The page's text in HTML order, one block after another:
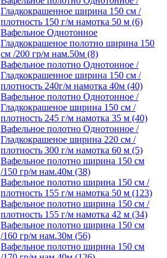
Гладкокрашенное ширина 150 см /
плотность 150 г/м намотка 50 м (6)
Вафельное Однотонное
Гладкокрашеное полотно ширина 150
см /200 гр/м нам.50м (8)
Вафельное полотно Однотонное /
Гладкокрашенное ширина 150 см /
плотность 240г/м намотка 40м (40)
Вафельное полотно Однотонное /
Гладкокрашеное ширина 150 см /
плотность 245 г/м намотка 35 м (40)
Вафельное полотно Однотонное /
Гладкокрашеное ширина 220 см /
плотность 300 г/м намотка 60 м (5)
Вафельное полотно ширина 150 см
/150 гр/м нам.40м (38)
Вафельное полотно ширина 150 см /
плотность 155 г/м намотка 50 м (123)
Вафельное полотно ширина 150 см /
плотность 155 г/м намотка 42 м (34)
Вафельное полотно ширина 150 см
/160 гр/м нам.30м (56)
Вафельное полотно ширина 150 см